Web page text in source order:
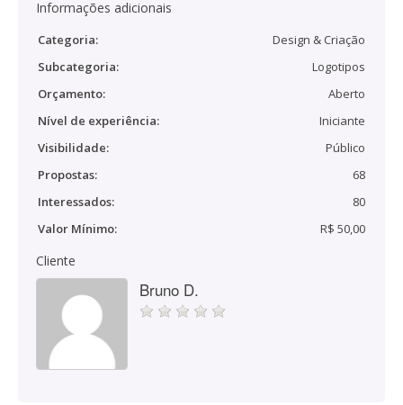
Informações adicionais
Categoria:
Design & Criação
Subcategoria:
Logotipos
Orçamento:
Aberto
Nível de experiência:
Iniciante
Visibilidade:
Público
Propostas:
68
Interessados:
80
Valor Mínimo:
R$ 50,00
Cliente
Bruno D.